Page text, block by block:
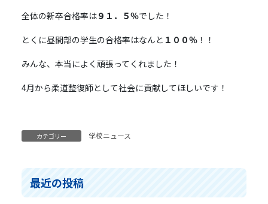
全体の新卒合格率は９１．５％でした！
とくに昼間部の学生の合格率はなんと １００％！！
みんな、本当によく頑張ってくれました！
4月から柔道整復師として社会に貢献してほしいです！
カテゴリー 学校ニュース
最近の投稿